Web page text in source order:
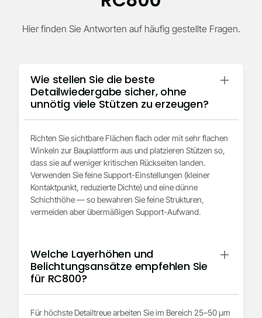
Hier finden Sie Antworten auf häufig gestellte Fragen.
Wie stellen Sie die beste
Detailwiedergabe sicher, ohne
unnötig viele Stützen zu erzeugen?
Richten Sie sichtbare Flächen flach oder mit sehr flachen
Winkeln zur Bauplattform aus und platzieren Stützen so,
dass sie auf weniger kritischen Rückseiten landen.
Verwenden Sie feine Support-Einstellungen (kleiner
Kontaktpunkt, reduzierte Dichte) und eine dünne
Schichthöhe — so bewahren Sie feine Strukturen,
vermeiden aber übermäßigen Support-Aufwand.
Welche Layerhöhen und
Belichtungsansätze empfehlen Sie
für RC800?
Für höchste Detailtreue arbeiten Sie im Bereich 25–50 µm